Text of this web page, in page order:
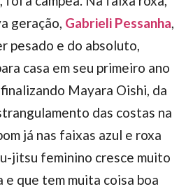
geração, Gabrieli Pessanha,
pesado e do absoluto,
casa em seu primeiro ano
Mayara Oishi, da
das costas na
já nas faixas azul e roxa
jitsu feminino cresce muito
e que tem muita coisa boa